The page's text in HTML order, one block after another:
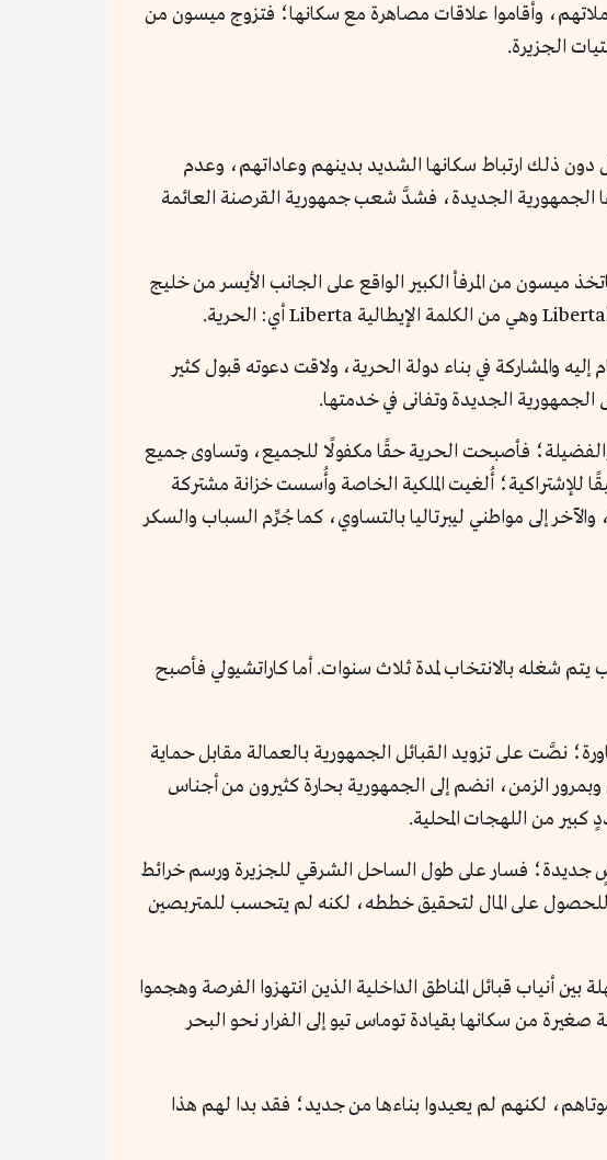
وأقاموا علاقات مصاهرة مع سكانها؛ فتزوج ميسون من
الجزيرة.
ذلك ارتباط سكانها الشديد بدينهم وعاداتهم، وعدم
الجمهورية الجديدة، فشدَّ شعب جمهورية القرصنة العائمة
ميسون من المرفأ الكبير الواقع على الجانب الأيسر من خليج
والمشاركة في بناء دولة الحرية، ولاقت دعوته قبول كثير
والفضيلة؛ فأصبحت الحرية حقًا مكفولًا للجميع، وتساوى جميع
للإشتراكية؛ أُلغيت الملكية الخاصة وأُسست خزانة مشتركة
إلى مواطني ليبرتاليا بالتساوي، كما جُرِّم السباب والسكر
شغله بالانتخاب لمدة ثلاث سنوات. أما كاراتشيولي فأصبح
نصَّت على تزويد القبائل الجمهورية بالعمالة مقابل حماية
الزمن، انضم إلى الجمهورية بحارة كثيرون من أجناس
كبير من اللهجات المحلية.
جديدة؛ فسار على طول الساحل الشرقي للجزيرة ورسم خرائط
على المال لتحقيق خططه، لكنه لم يتحسب للمتربصين
أنياب قبائل المناطق الداخلية الذين انتهزوا الفرصة وهجموا
من سكانها بقيادة توماس تيو إلى الفرار نحو البحر
لكنهم لم يعيدوا بناءها من جديد؛ فقد بدا لهم هذا